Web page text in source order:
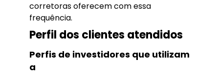
corretoras oferecem com essa
frequência.
Perfil dos clientes atendidos
Perfis de investidores que utilizam
a